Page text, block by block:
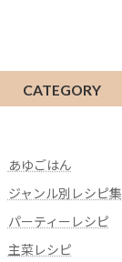
CATEGORY
あゆごはん
ジャンル別レシピ集
パーティーレシピ
主菜レシピ